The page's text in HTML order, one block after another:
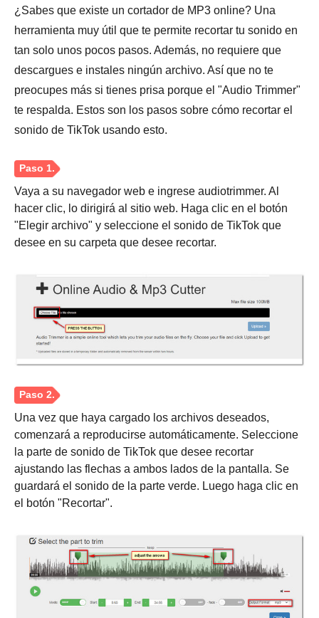
Paso 3.
Etapa 4.
¿Sabes que existe un cortador de MP3 online? Una
herramienta muy útil que te permite recortar tu sonido en
tan solo unos pocos pasos. Además, no requiere que
descargues e instales ningún archivo. Así que no te
preocupes más si tienes prisa porque el "Audio Trimmer"
te respalda. Estos son los pasos sobre cómo recortar el
sonido de TikTok usando esto.
Vaya a su navegador web e ingrese audiotrimmer. Al
hacer clic, lo dirigirá al sitio web. Haga clic en el botón
"Elegir archivo" y seleccione el sonido de TikTok que
desee en su carpeta que desee recortar.
Una vez que haya cargado los archivos deseados,
comenzará a reproducirse automáticamente. Seleccione
la parte de sonido de TikTok que desee recortar
ajustando las flechas a ambos lados de la pantalla. Se
guardará el sonido de la parte verde. Luego haga clic en
el botón "Recortar".